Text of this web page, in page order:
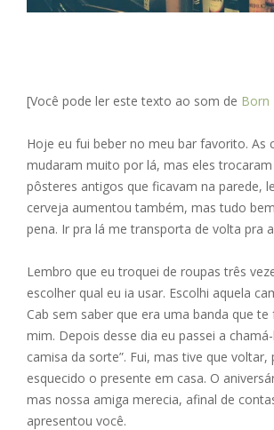
[Você pode ler este texto ao som de Born
Hoje eu fui beber no meu bar favorito. As
mudaram muito por lá, mas eles trocaram
pôsteres antigos que ficavam na parede,
cerveja aumentou também, mas tudo
pena. Ir pra lá me transporta de volta pra
Lembro que eu troquei de roupas três
escolher qual eu ia usar. Escolhi aquela
Cab sem saber que era uma banda que te
mim. Depois desse dia eu passei a
camisa da sorte”. Fui, mas tive que voltar,
esquecido o presente em casa. O
mas nossa amiga merecia, afinal de
apresentou você.